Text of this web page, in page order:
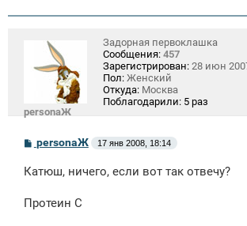
personaЖ
Задорная первоклашка
Сообщения: 457
Зарегистрирован: 28 июн
Пол: Женский
Откуда: Москва
Поблагодарили: 5 раз
С
о
б
н
personaЖ 17 янв 2008, 18:14
Катюш, ничего, если вот так отвечу?
Протеин C